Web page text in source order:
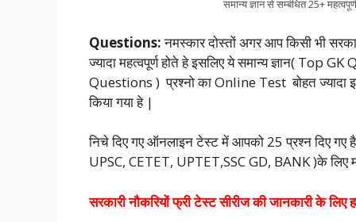
समान्य ज्ञान से सम्बंधित 25+
Questions:नमस्कार दोस्तों अगर आप किसी भी
ज्यादा महत्वपूर्ण होते हे इसलिए ये समान्य ज्ञान( Top
Questions ) प्रश्नो का Online Test बोहत ज्यादा
किया गया हे |
निचे दिए गए ऑनलाइन टेस्ट में आपको 25 प्रश्न दिए गए
UPSC, CETET, UPTET,SSC GD, BANK )के लिए
सरकारी नौकरियों फ्री टेस्ट सीरीज की जानकारी के